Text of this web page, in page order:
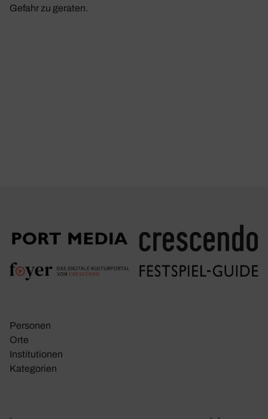
Gefahr zu geraten.
Personen
Orte
Insti­tu­tionen
Kate­go­rien